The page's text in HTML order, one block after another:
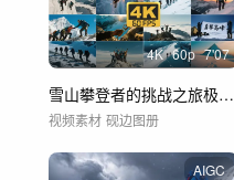
4K 60p 7'07
雪山攀登者的挑战之旅极限运动的勇气与毅力
视频素材 砚边图册
AIGC